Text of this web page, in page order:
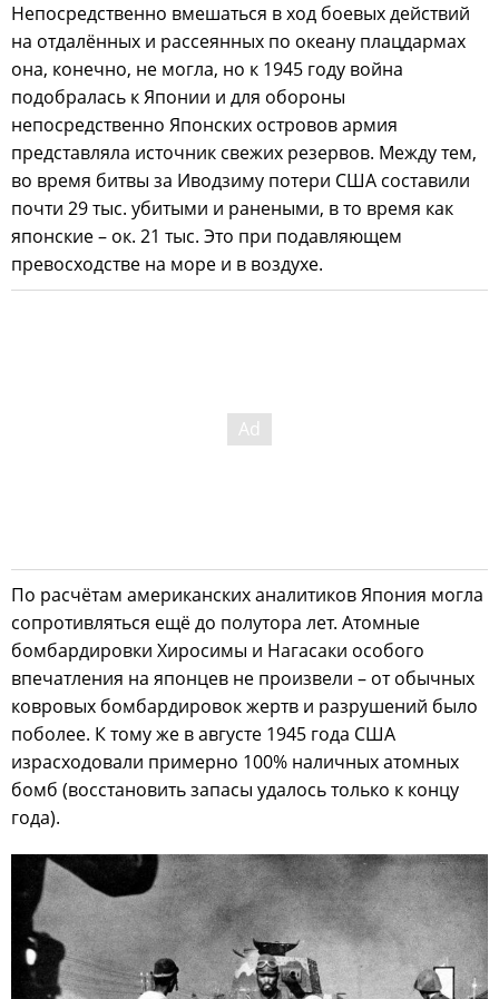
Непосредственно вмешаться в ход боевых действий
на отдалённых и рассеянных по океану плацдармах
она, конечно, не могла, но к 1945 году война
подобралась к Японии и для обороны
непосредственно Японских островов армия
представляла источник свежих резервов. Между тем,
во время битвы за Иводзиму потери США составили
почти 29 тыс. убитыми и ранеными, в то время как
японские – ок. 21 тыс. Это при подавляющем
превосходстве на море и в воздухе.
По расчётам американских аналитиков Япония могла
сопротивляться ещё до полутора лет. Атомные
бомбардировки Хиросимы и Нагасаки особого
впечатления на японцев не произвели – от обычных
ковровых бомбардировок жертв и разрушений было
поболее. К тому же в августе 1945 года США
израсходовали примерно 100% наличных атомных
бомб (восстановить запасы удалось только к концу
года).